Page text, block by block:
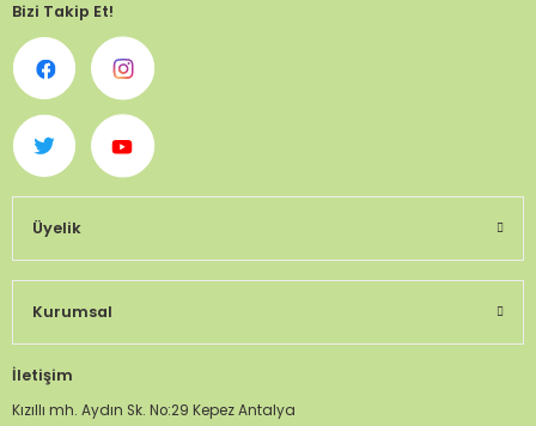
Bizi Takip Et!
Üyelik
Kurumsal
İletişim
Kızıllı mh. Aydın Sk. No:29 Kepez Antalya